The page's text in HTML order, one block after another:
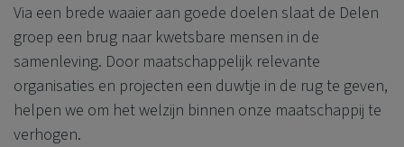
Via een brede waaier aan goede doelen slaat de Delen
groep een brug naar kwetsbare mensen in de
samenleving. Door maatschappelijk relevante
organisaties en projecten een duwtje in de rug te geven,
helpen we om het welzijn binnen onze maatschappij te
verhogen.